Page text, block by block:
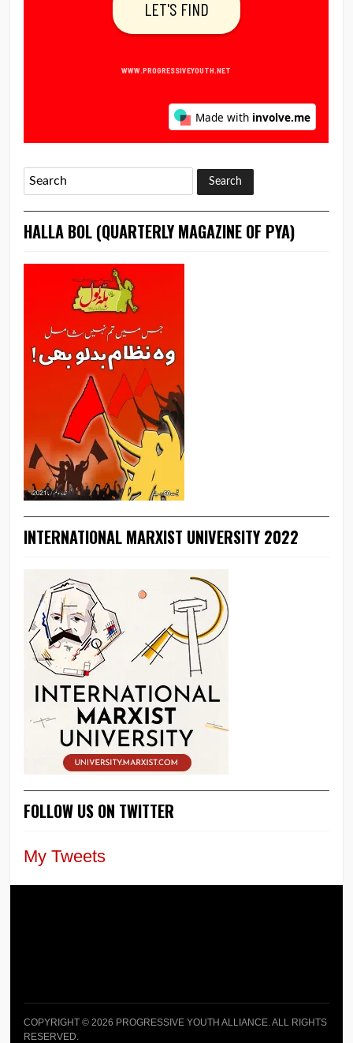
HALLA BOL (QUARTERLY MAGAZINE OF PYA)
INTERNATIONAL MARXIST UNIVERSITY 2022
FOLLOW US ON TWITTER
My Tweets
COPYRIGHT © 2026 PROGRESSIVE YOUTH ALLIANCE. ALL RIGHTS
RESERVED.